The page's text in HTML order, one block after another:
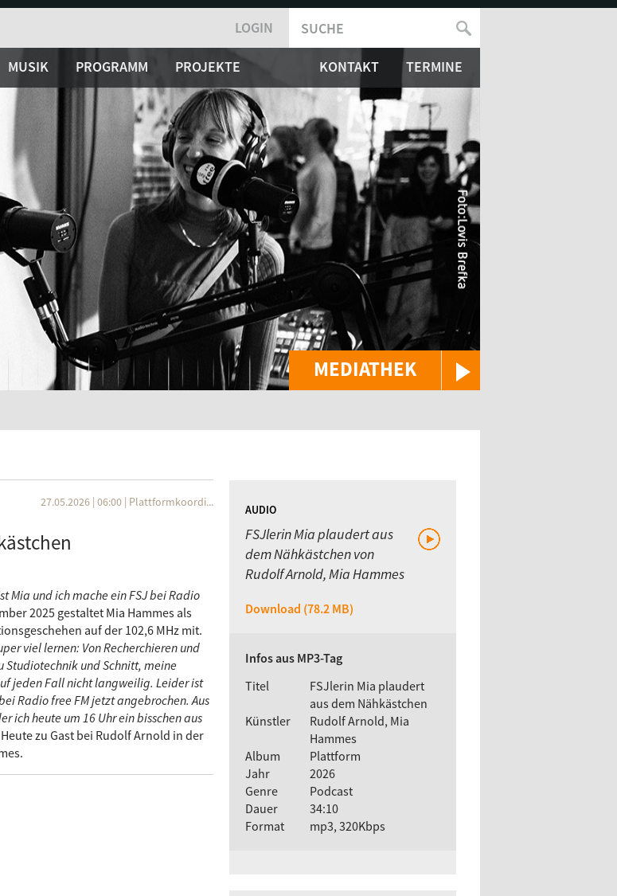
MEDIATHEK
LOGIN
SUCHFORMULAR
SUCHE
MUSIK PROGRAMM PROJEKTE KONTAKT TERMINE
27.05.2026 | 06:00 | Plattformkoordi...
Mia und ich mache ein FSJ bei Radio
2025 gestaltet Mia Hammes als
auf der 102,6 MHz mit.
viel lernen: Von Recherchieren und
Studiotechnik und Schnitt, meine
jeden Fall nicht langweilig. Leider ist
Radio free FM jetzt angebrochen. Aus
ich heute um 16 Uhr ein bisschen aus
zu Gast bei Rudolf Arnold in der
AUDIO
FSJlerin Mia plaudert aus
dem Nähkästchen von
Rudolf Arnold, Mia Hammes
Download (78.2 MB)
Infos aus MP3-Tag
Titel
FSJlerin Mia plaudert
aus dem Nähkästchen
Künstler
Rudolf Arnold, Mia
Hammes
Album
Plattform
Jahr
2026
Genre
Podcast
Dauer
34:10
Format
mp3, 320Kbps